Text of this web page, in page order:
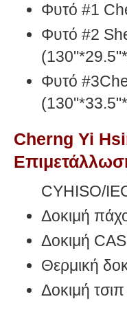
Φυτό #1
Φυτό #2
Φυτό
Cherng Yi
CYHISO/
Δοκιμή
Δοκιμή
Θερμική
Δοκιμή